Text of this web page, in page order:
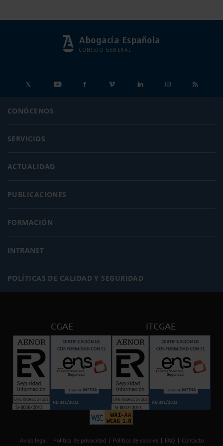
Abogacía Española
CONSEJO GENERAL
CONÓCENOS
SERVICIOS
ACTUALIDAD
PUBLICACIONES
FORMACIÓN
INTRANET
POLÍTICAS DE CALIDAD Y SEGURIDAD
CGAE ITCGAE
Aviso legal Política de privacidad Política de cookies FAQ Contacto